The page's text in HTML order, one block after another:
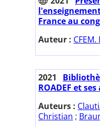
France au
Auteur : CFEM.
2021
ROADEF et
Auteurs :
Christian ;